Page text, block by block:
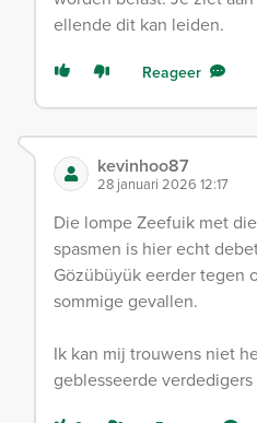
ellende dit kan leiden.
Reageer
kevinhoo87
28 januari 2026 12:17
Die lompe Zeefuik met
spasmen is hier echt
Gözübüyük eerder tegen
sommige gevallen.
Ik kan mij trouwens niet
geblesseerde